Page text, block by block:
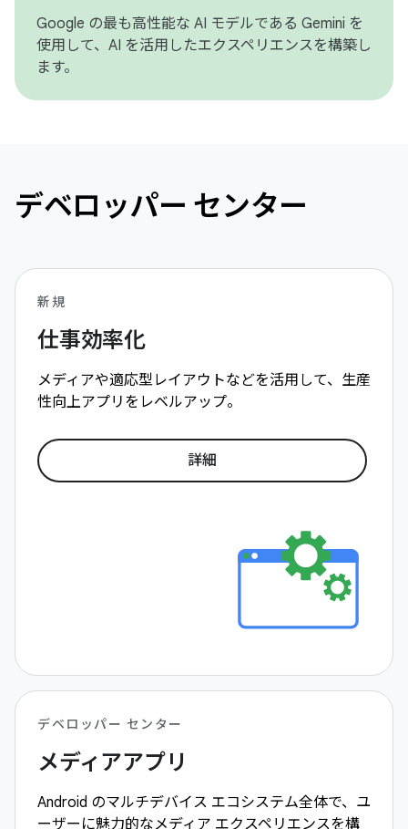
Google の最も高性能な AI モデルである Gemini を
使用して、AI を活用したエクスペリエンスを構築し
ます。
デベロッパー センター
新規
仕事効率化
メディアや適応型レイアウトなどを活用して、生産
性向上アプリをレベルアップ。
詳細
デベロッパー センター
メディアアプリ
Android のマルチデバイス エコシステム全体で、ユ
ーザーに魅力的なメディア エクスペリエンスを構